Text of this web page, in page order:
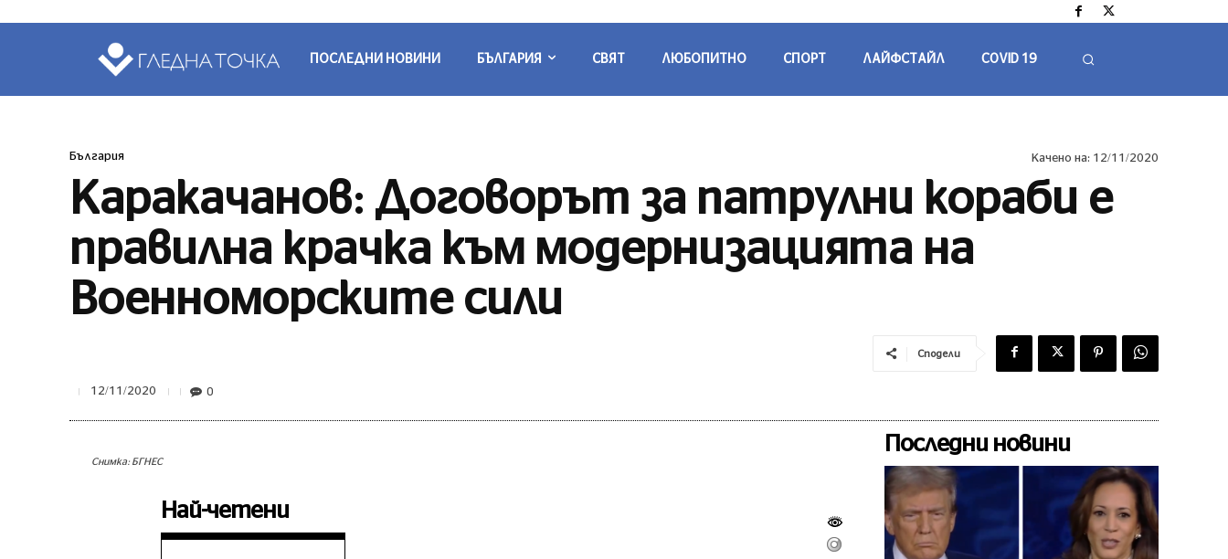
ПОСЛЕДНИ НОВИНИ БЪЛГАРИЯ СВЯТ ЛЮБОПИТНО СПОРТ ЛАЙФСТАЙЛ COVID 19
България Качено на: 12/11/2020
Каракачанов: Договорът за патрулни кораби е
правилна крачка към модернизацията на
Военноморските сили
Сподели
12/11/2020 0
Снимка: БГНЕС
Най-четени
Последни новини